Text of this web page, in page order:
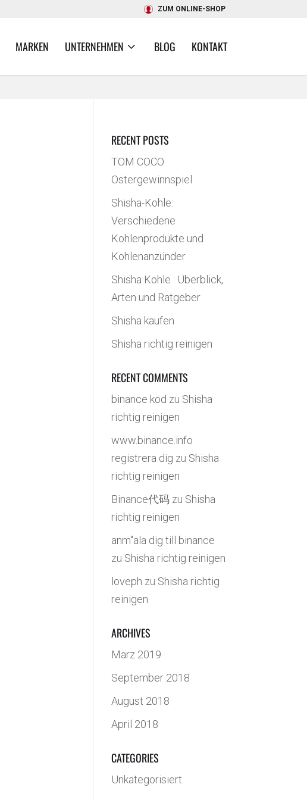
ZUM ONLINE-SHOP
MARKEN UNTERNEHMEN BLOG KONTAKT
RECENT POSTS
TOM COCO
Ostergewinnspiel
Shisha-Kohle:
Verschiedene
Kohlenprodukte und
Kohlenanzünder
Shisha Kohle : Überblick,
Arten und Ratgeber
Shisha kaufen
Shisha richtig reinigen
RECENT COMMENTS
binance kod zu Shisha
richtig reinigen
www.binance.info
registrera dig zu Shisha
richtig reinigen
Binance代码 zu Shisha
richtig reinigen
anm"ala dig till binance
zu Shisha richtig reinigen
loveph zu Shisha richtig
reinigen
ARCHIVES
März 2019
September 2018
August 2018
April 2018
CATEGORIES
Unkategorisiert